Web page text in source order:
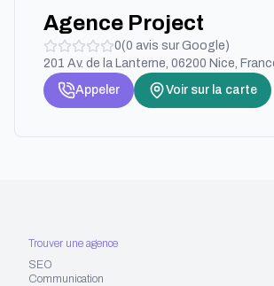
Agence Project
0(0 avis sur Google)
201 Av. de la Lanterne, 06200 Nice,
Appeler
Voir sur la carte
Trouver une agence
SEO
Communication